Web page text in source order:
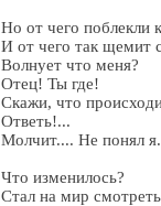
Но от чего поблекли
И от чего так щемит
Волнует что меня?
Отец! Ты где!
Скажи, что
Ответь!...
Молчит.... Не понял я.
Что изменилось?
Стал на мир